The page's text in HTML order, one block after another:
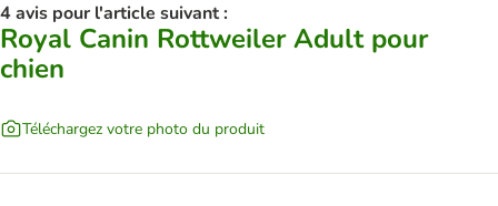
4 avis pour l'article suivant :
Royal Canin Rottweiler Adult pour
chien
Téléchargez votre photo du produit